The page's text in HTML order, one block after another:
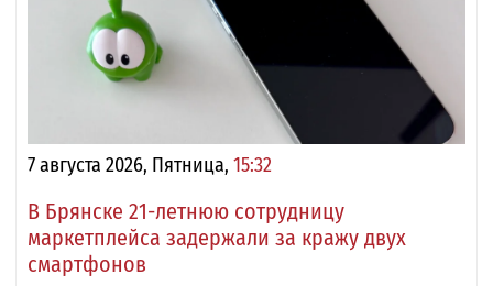
7 августа 2026, Пятница, 15:32
В Брянске 21-летнюю сотрудницу
маркетплейса задержали за кражу двух
смартфонов